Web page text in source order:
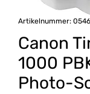
Artikelnummer:
Canon
1000
Photo-